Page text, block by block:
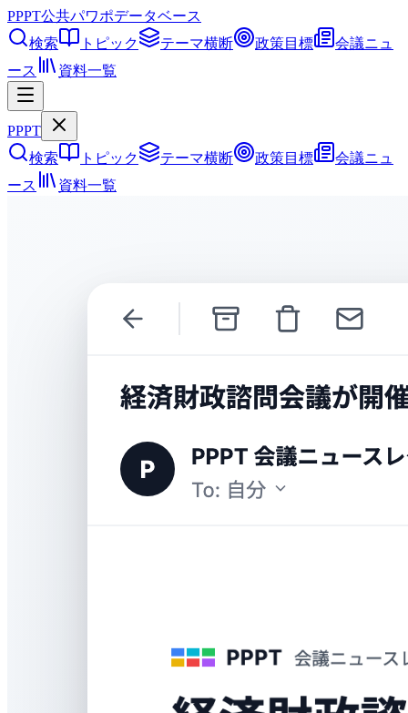
PPPT公共パワポデータベース
検索
トピック テーマ横断 政策目標
会議ニュ
ース
資料一覧
PPPT
検索
トピック テーマ横断 政策目標
会議ニュ
ース
資料一覧